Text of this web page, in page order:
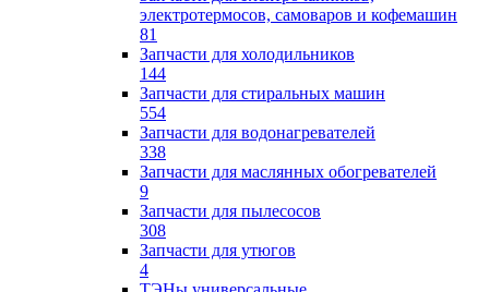
электротермосов, самоваров и кофемашин
81
Запчасти для холодильников
144
Запчасти для стиральных машин
554
Запчасти для водонагревателей
338
Запчасти для маслянных обогревателей
9
Запчасти для пылесосов
308
Запчасти для утюгов
4